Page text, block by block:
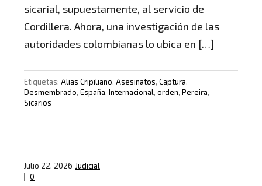
sicarial, supuestamente, al servicio de
Cordillera. Ahora, una investigación de las
autoridades colombianas lo ubica en […]
Etiquetas: Alias Cripiliano, Asesinatos, Captura,
Desmembrado, España, Internacional, orden, Pereira,
Sicarios
Judicial
Julio 22, 2026
0